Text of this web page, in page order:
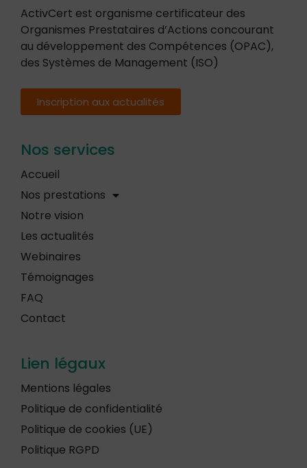
ActivCert est organisme certificateur des
Organismes Prestataires d’Actions concourant
au développement des Compétences (OPAC),
des Systèmes de Management (ISO)
Inscription aux actualités
Nos services
Accueil
Nos prestations
Notre vision
Les actualités
Webinaires
Témoignages
FAQ
Contact
Lien légaux
Mentions légales
Politique de confidentialité
Politique de cookies (UE)
Politique RGPD